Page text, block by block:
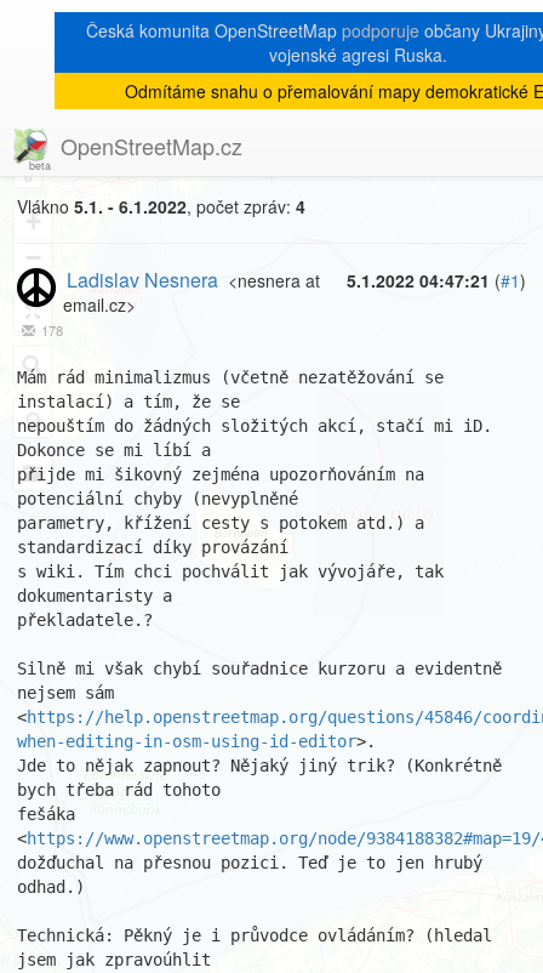
Česká komunita OpenStreetMap podporujeobčany
vojenské agresi Ruska.
Odmítáme snahu o přemalování mapy demokratické
OpenStreetMap.cz
8
+
−
« zpět na výpis měsíce|
[Talk-cz]
získání souřadnic v iD
Vlákno 5.1. - 6.1.2022, počet zpráv: 4
5.1.2022 04:47:21 (#1)
Ladislav Nesnera <nesnera at
email.cz>
178
Mám rád minimalizmus (včetně nezatěžování se
instalací) a tím, že se
nepouštím do žádných složitých akcí, stačí mi iD.
Dokonce se mi líbí a
přijde mi šikovný zejména upozorňováním na
potenciální chyby (nevyplněné
parametry, křížení cesty s potokem atd.) a
standardizací díky provázání
s wiki. Tím chci pochválit jak vývojáře, tak
dokumentaristy a
překladatele.?
Silně mi však chybí souřadnice kurzoru a evidentně
nejsem sám
<https://help.openstreetmap.org/questions/45846/
when-editing-in-osm-using-id-editor>.
Jde to nějak zapnout? Nějaký jiný trik? (Konkrétně
bych třeba rád tohoto
fešáka
<https://www.openstreetmap.org/node/
dožďuchal na přesnou pozici. Teď je to jen hrubý
odhad.)
Technická: Pěkný je i průvodce ovládáním? (hledal
jsem jak zpravoúhlit